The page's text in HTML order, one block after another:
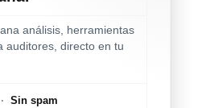
análisis, herramientas
auditores, directo en tu
· Sin spam